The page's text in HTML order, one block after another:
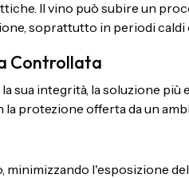
Il vino può subire un
soprattutto in periodi
Controllata
integrità, la soluzione più
protezione offerta da un
l'esposizione